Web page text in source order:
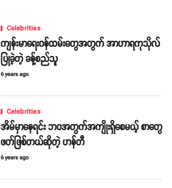
Celebrities
ကျန်းမာရေးဝန်ထမ်းတွေအတွက် အာဟာရကုသိုလ်
ပြုခဲ့တဲ့ ခန့်စည်သူ
6 years ago
Celebrities
အိမ်မှာနေရင်း ဘဝအတွက်အကျိုးရှိစေမယ့် စာတွေ
ဖတ်ဖြစ်တယ်ဆိုတဲ့ ဟန်တီ
6 years ago